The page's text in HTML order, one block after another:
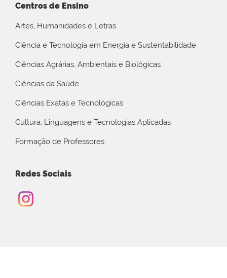
Centros de Ensino
Artes, Humanidades e Letras
Ciência e Tecnologia em Energia e Sustentabilidade
Ciências Agrárias, Ambientais e Biológicas
Ciências da Saúde
Ciências Exatas e Tecnológicas
Cultura, Linguagens e Tecnologias Aplicadas
Formação de Professores
Redes Sociais